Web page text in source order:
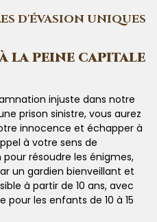
D'ÉVASION UNIQUES
LA PEINE CAPITALE
injuste dans notre
prison sinistre, vous aurez
innocence et échapper à
à votre sens de
résoudre les énigmes,
un gardien bienveillant et
à partir de 10 ans, avec
les enfants de 10 à 15